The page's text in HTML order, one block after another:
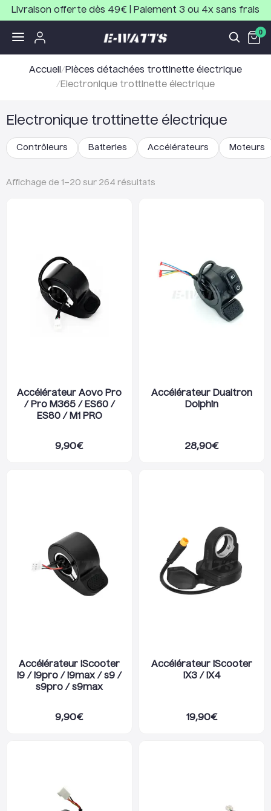
Livraison offerte dès 49€ | Paiement 3 ou 4x sans frais
0
Accueil / Pièces détachées trottinette électrique
/ Electronique trottinette électrique
Electronique trottinette électrique
Contrôleurs Batteries Accélérateurs Moteurs
Affichage de 1 –20 sur 264 résultats
Accélérateur Aovo Pro
/ Pro M365 / ES60 /
ES80 / M1 PRO
9,90€
Accélérateur Dualtron
Dolphin
28,90€
Accélérateur iScooter
i9 / i9pro / i9max / s9 /
s9pro / s9max
9,90€
Accélérateur iScooter
iX3 / iX4
19,90€